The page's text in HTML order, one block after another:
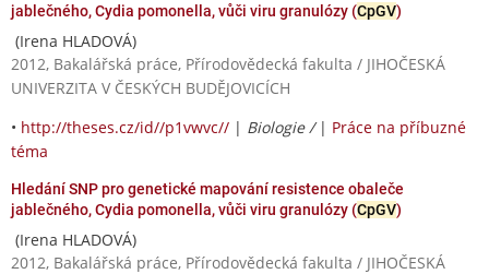
jablečného, Cydia pomonella, vůči viru granulózy (CpGV)
(Irena HLADOVÁ)
2012, Bakalářská práce, Přírodovědecká fakulta / JIHOČESKÁ
UNIVERZITA V ČESKÝCH BUDĚJOVICÍCH
• http://theses.cz/id//p1vwvc// | Biologie / | Práce na příbuzné
téma
Hledání SNP pro genetické mapování resistence obaleče
jablečného, Cydia pomonella, vůči viru granulózy (CpGV)
(Irena HLADOVÁ)
2012, Bakalářská práce, Přírodovědecká fakulta / JIHOČESKÁ